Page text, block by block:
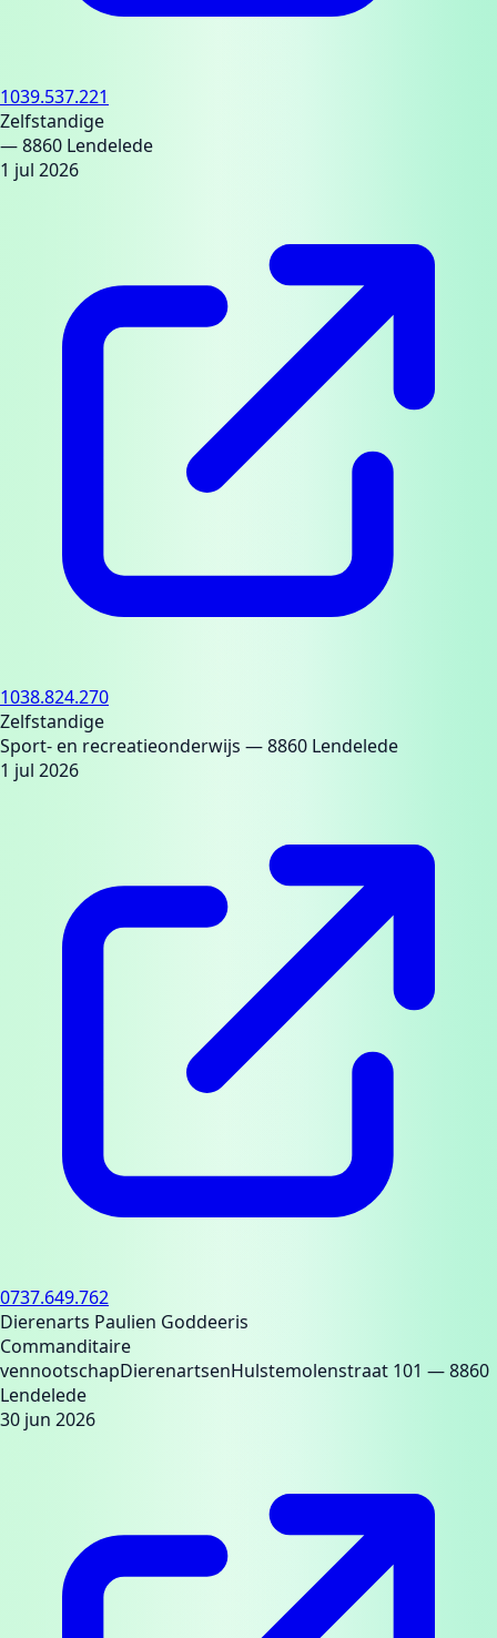
1039.537.221
Zelfstandige
— 8860 Lendelede
1 jul 2026
1038.824.270
Zelfstandige
Sport- en recreatieonderwijs — 8860 Lendelede
1 jul 2026
0737.649.762
Dierenarts Paulien Goddeeris
Commanditaire
vennootschapDierenartsenHulstemolenstraat 101 — 8860
Lendelede
30 jun 2026